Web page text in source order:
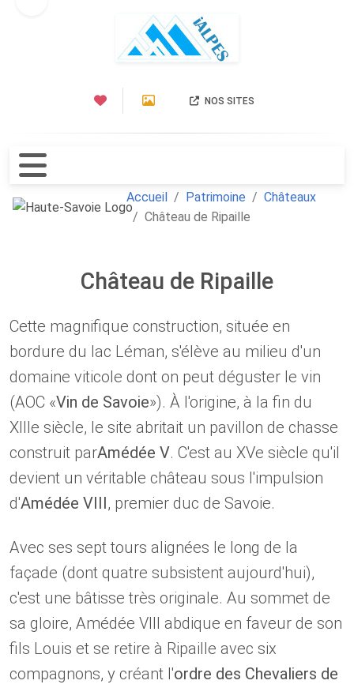
NOS SITES
Accueil Patrimoine
Châteaux
Château de Ripaille
Château de Ripaille
Cette magnifique construction, située en
bordure du lac Léman, s'élève au milieu d'un
domaine viticole dont on peut déguster le vin
(AOC «Vin de Savoie»). À l'origine, à la fin du
XIIIe siècle, le site abritait un pavillon de chasse
construit parAmédée V. C'est au XVe siècle qu'il
devient un véritable château sous l'impulsion
d'Amédée VIII, premier duc de Savoie.
Avec ses sept tours alignées le long de la
façade (dont quatre subsistent aujourd'hui),
c'est une bâtisse très originale. Au sommet de
sa gloire, Amédée VIII abdique en faveur de son
fils Louis et se retire à Ripaille avec six
compagnons, y créant l'ordre des Chevaliers de